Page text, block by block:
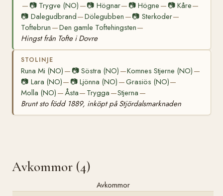
— 📷 Trygve (NO) —📷 Högnar— 📷Högne — 📷 Kåre—
📷 Dalegudbrand—Dölegubben —📷 Sterkoder—
Toftebrun —Den gamle Toftehingsten—
Hingst från Tofte i Dovre
STOLINJE
Runa Mi (NO) — 📷Söstra (NO) —Komnes Stjerne (NO) —
📷 Lara (NO)— 📷Ljönna (NO) —Grasiös (NO)—
Molla (NO) —Åsta— Trygga —Stjerna —
Brunt sto född 1889, inköpt på Stjördalsmarknaden
Avkommor (4)
Avkommor